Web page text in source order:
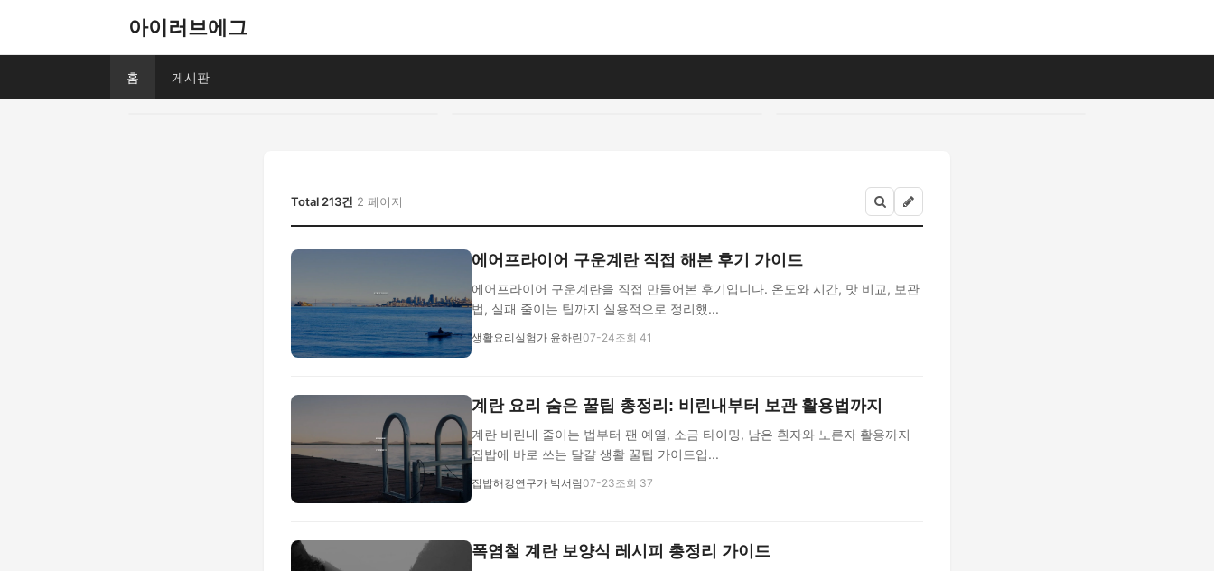
아이러브에그
홈 게시판
Total 213건 2 페이지
에어프라이어 구운계란 직접 해본 후기 가이드
에어프라이어 구운계란을 직접 만들어본 후기입니다. 온도와 시간, 맛 비교, 보관
법, 실패 줄이는 팁까지 실용적으로 정리했...
생활요리실험가 윤하린07-24조회 41
계란 요리 숨은 꿀팁 총정리: 비린내부터 보관 활용법까지
계란 비린내 줄이는 법부터 팬 예열, 소금 타이밍, 남은 흰자와 노른자 활용까지
집밥에 바로 쓰는 달걀 생활 꿀팁 가이드입...
집밥해킹연구가 박서림07-23조회 37
폭염철 계란 보양식 레시피 총정리 가이드